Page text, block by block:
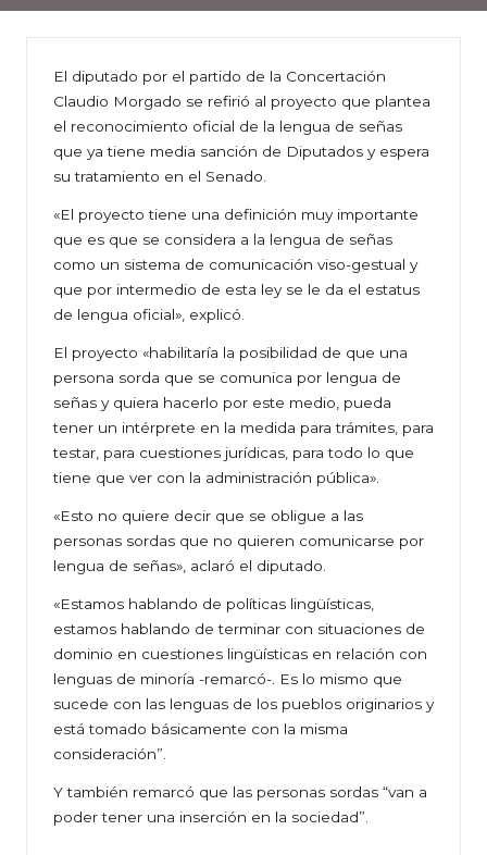
El diputado por el partido de la Concertación
Claudio Morgado se refirió al proyecto que plantea
el reconocimiento oficial de la lengua de señas
que ya tiene media sanción de Diputados y espera
su tratamiento en el Senado.
«El proyecto tiene una definición muy importante
que es que se considera a la lengua de señas
como un sistema de comunicación viso-gestual y
que por intermedio de esta ley se le da el estatus
de lengua oficial», explicó.
El proyecto «habilitaría la posibilidad de que una
persona sorda que se comunica por lengua de
señas y quiera hacerlo por este medio, pueda
tener un intérprete en la medida para trámites, para
testar, para cuestiones jurídicas, para todo lo que
tiene que ver con la administración pública».
«Esto no quiere decir que se obligue a las
personas sordas que no quieren comunicarse por
lengua de señas», aclaró el diputado.
«Estamos hablando de políticas lingüísticas,
estamos hablando de terminar con situaciones de
dominio en cuestiones lingüísticas en relación con
lenguas de minoría -remarcó-. Es lo mismo que
sucede con las lenguas de los pueblos originarios y
está tomado básicamente con la misma
consideración”.
Y también remarcó que las personas sordas “van a
poder tener una inserción en la sociedad”.